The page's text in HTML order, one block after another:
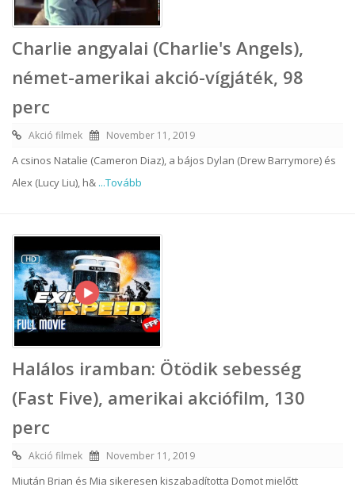
Charlie angyalai (Charlie's Angels),
német-amerikai akció-vígjáték, 98
perc
Akció filmek November 11, 2019
A csinos Natalie (Cameron Diaz), a bájos Dylan (Drew Barrymore) és
Alex (Lucy Liu), h& ...Tovább
Halálos iramban: Ötödik sebesség
(Fast Five), amerikai akciófilm, 130
perc
Akció filmek November 11, 2019
Miután Brian és Mia sikeresen kiszabadította Domot mielőtt